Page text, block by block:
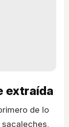
extraída
de lo